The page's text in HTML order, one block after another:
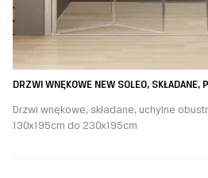
DRZWI WNĘKOWE NEW SOLEO, SKŁADANE,
Drzwi wnękowe, składane, uchylne
130x195cm do 230x195cm